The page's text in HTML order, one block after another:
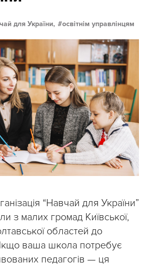
для України, освітнім управлінцям
“Навчай для України”
з малих громад Київської,
областей до
ваша школа потребує
педагогів — ця